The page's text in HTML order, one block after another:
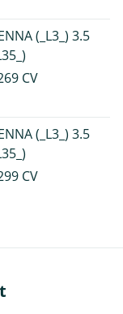
(_L3_) 3.5
CV
(_L3_) 3.5
CV